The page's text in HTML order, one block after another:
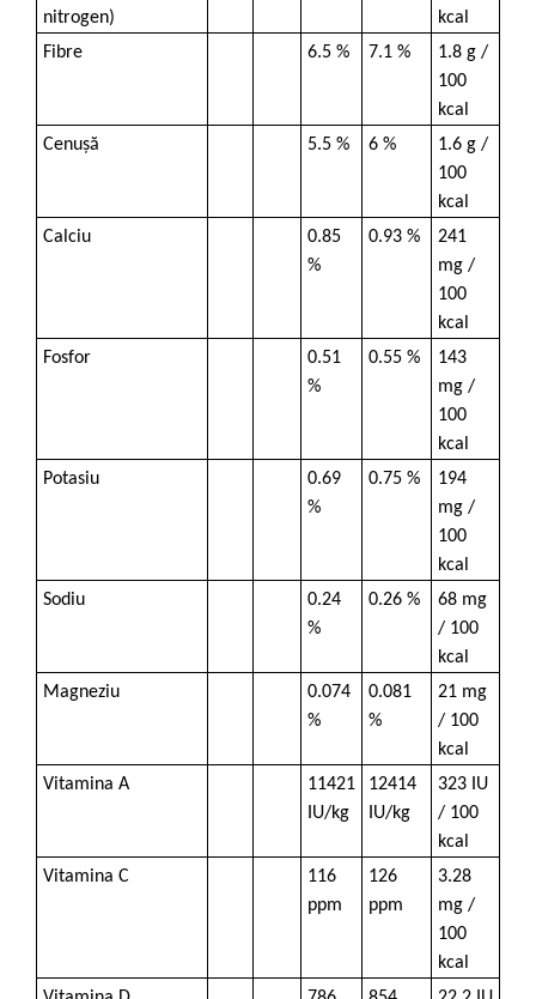
nitrogen)
kcal
Fibre
6.5 % 7.1 %
1.8 g /
100
kcal
Cenușă
5.5 % 6 %
1.6 g /
100
kcal
Calciu
0.85
%
0.93 %
241
mg /
100
kcal
Fosfor
0.51
%
0.55 %
143
mg /
100
kcal
Potasiu
0.69
%
0.75 %
194
mg /
100
kcal
Sodiu
0.24
%
0.26 %
68 mg
/ 100
kcal
Magneziu
0.074
%
0.081
%
21 mg
/ 100
kcal
Vitamina A
11421
IU/kg
12414
IU/kg
323 IU
/ 100
kcal
Vitamina C
116
ppm
126
ppm
3.28
mg /
100
kcal